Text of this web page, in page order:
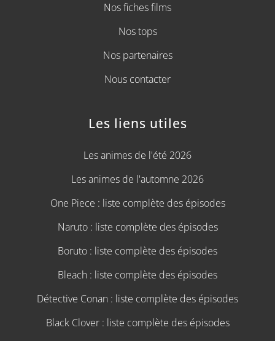
Nos fiches films
Nos tops
Nos partenaires
Nous contacter
Les liens utiles
Les animes de l'été 2026
Les animes de l'automne 2026
One Piece : liste complète des épisodes
Naruto : liste complète des épisodes
Boruto : liste complète des épisodes
Bleach : liste complète des épisodes
Détective Conan : liste complète des épisodes
Black Clover : liste complète des épisodes